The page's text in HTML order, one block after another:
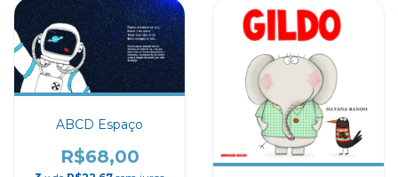
ABCD Espaço
R$68,00